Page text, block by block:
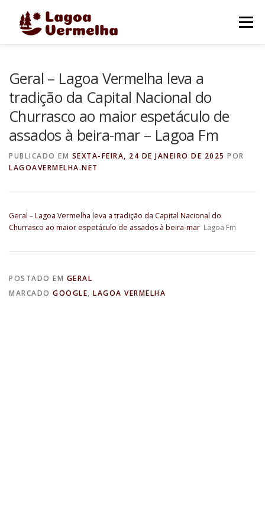
Menu
FALE CONOSCO
Geral – Lagoa Vermelha leva a
tradição da Capital Nacional do
Churrasco ao maior espetáculo de
assados à beira-mar – Lagoa Fm
PUBLICADO EM SEXTA-FEIRA, 24 DE JANEIRO DE 2025 POR
LAGOAVERMELHA.NET
Geral – Lagoa Vermelha leva a tradição da Capital Nacional do
Churrasco ao maior espetáculo de assados à beira-mar Lagoa Fm
POSTADO EM GERAL
MARCADO GOOGLE, LAGOA VERMELHA